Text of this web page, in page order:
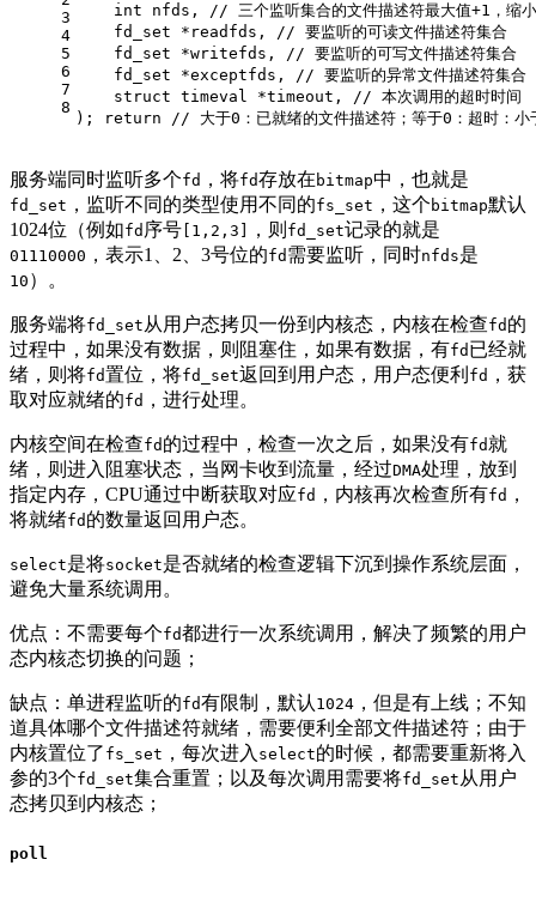
3
4
5
6
7
8
int nfds,
// 三个监听集合的文件描述符最大值+1，缩
    fd_set *readfds,
// 要监听的可读文件描述符集合
    fd_set *writefds,
// 要监听的可写文件描述符集合
    fd_set *exceptfds,
// 要监听的异常文件描述符集合
struct timeval *timeout,
// 本次调用的超时时间
) ; return // 大于0：已就绪的文件描述符；等于0：超时：小
服务端同时监听多个fd ，将fd存放在 bitmap中，也就是
fd_set ，监听不同的类型使用不同的fs_set ，这个 bitmap默认
1024位（例如fd 序号 [1,2,3] ，则 fd_set记录的就是
01110000 ，表示1、2、3号位的fd 需要监听，同时nfds是
10 ）。
服务端将fd_set 从用户态拷贝一份到内核态，内核在检查fd 的
过程中，如果没有数据，则阻塞住，如果有数据，有fd 已经就
绪，则将fd置位，将fd_set返回到用户态，用户态便利 fd ，获
取对应就绪的fd ，进行处理。
内核空间在检查fd 的过程中，检查一次之后，如果没有fd 就
绪，则进入阻塞状态，当网卡收到流量，经过DMA处理，放到
指定内存，CPU通过中断获取对应fd ，内核再次检查所有fd ，
将就绪fd 的数量返回用户态。
select是将socket是否就绪的检查逻辑下沉到操作系统层面，
避免大量系统调用。
优点：不需要每个fd都进行一次系统调用，解决了频繁的用户
态内核态切换的问题；
缺点：单进程监听的fd有限制，默认 1024 ，但是有上线；不知
道具体哪个文件描述符就绪，需要便利全部文件描述符；由于
内核置位了 fs_set ，每次进入 select的时候，都需要重新将入
参的3个fd_set集合重置；以及每次调用需要将fd_set 从用户
态拷贝到内核态；
poll